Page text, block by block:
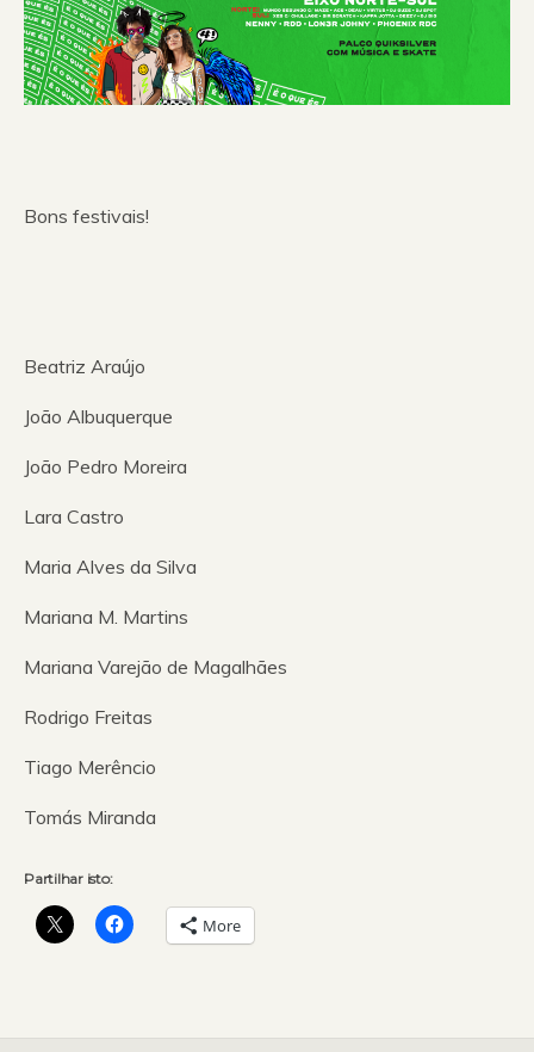
Bons festivais!
Beatriz Araújo
João Albuquerque
João Pedro Moreira
Lara Castro
Maria Alves da Silva
Mariana M. Martins
Mariana Varejão de Magalhães
Rodrigo Freitas
Tiago Merêncio
Tomás Miranda
Partilhar isto:
More